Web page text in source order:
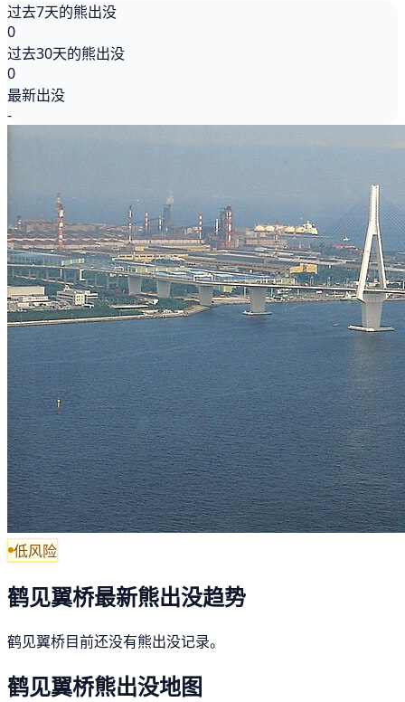
过去7天的熊出没
0
过去30天的熊出没
0
最新出没
-
低风险
鹤见翼桥最新熊出没趋势
鹤见翼桥目前还没有熊出没记录。
鹤见翼桥熊出没地图